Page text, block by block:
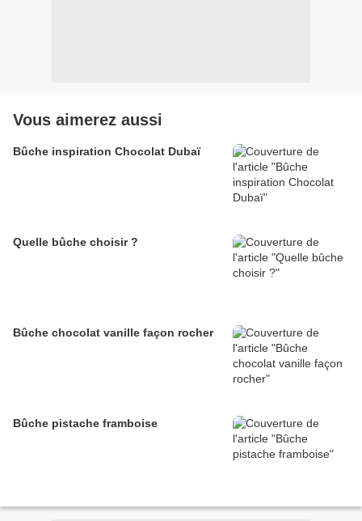
Vous aimerez aussi
Bûche inspiration Chocolat Dubaï
Quelle bûche choisir ?
Bûche chocolat vanille façon rocher
Bûche pistache framboise